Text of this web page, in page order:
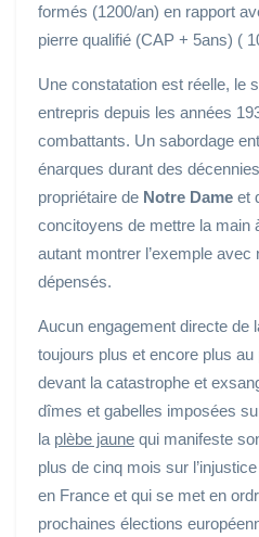
formés (1200/an) en rapport
pierre qualifié (CAP + 5ans) (
Une constatation est réelle, le
entrepris depuis les années
combattants. Un sabordage
énarques durant des
propriétaire de Notre Dame et
concitoyens de mettre la main
autant montrer l’exemple
dépensés.
Aucun engagement directe de
toujours plus et encore plus
devant la catastrophe et
dîmes et gabelles imposées
la plèbe jaune qui manifeste
plus de cinq mois sur
en France et qui se met en
prochaines élections